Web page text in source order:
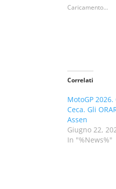
Caricamento...
Correlati
MotoGP
Ceca. Gli
Assen
Giugno 22,
In "%News%"